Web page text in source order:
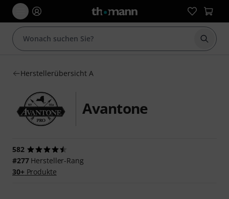
Suche
Herstellerübersicht A
Avantone
582
#277Hersteller-Rang
30+Produkte